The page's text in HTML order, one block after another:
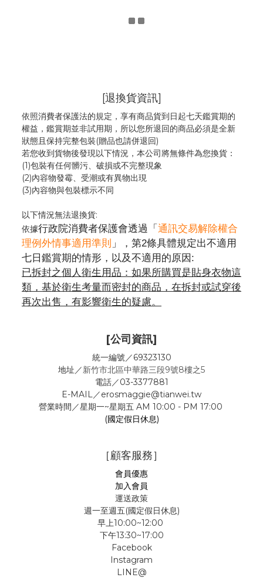
[退換貨資訊]
依照消費者保護法的規定，享有商品貨到日起七天鑑賞期的
權益，鑑賞期並非試用期，所以您所退回的商品必須是全新
狀態且保持完整包裝(贈品也請併退回)
若您收到貨物後發現以下情況，本公司將無條件為您換貨：
(1)包裝有任何髒污、破損或不完整現象
(2)內容物發霉、 受潮或有異物出現
(3)內容物與包裝標示不同
以下情況無法退換貨:
依據行政院消費者保護會透過「 通訊交易解除權合
理例外情事適用準則 」，第2條具體規定出不適用
七日鑑賞期的情形，以及不適用的原因:
已拆封之個人衛生用品：如果所購買是貼身衣物這
類，基於衛生考量而密封的商品，在拆封或試穿後
再次出售，有影響衛生的疑慮。
[公司資訊]
統一編號／69323130
地址／新竹市北區中華路三段9號8樓之5
電話／03-3377881
E-MAIL／erosmaggie@tianwei.tw
營業時間／星期一~星期五 AM 10:00 - PM 17:00
(國定假日休息)
［顧客服務］
會員優惠
加入會員
運送政策
週一至週五(國定假日休息)
早上10:00~12:00
下午13:30~17:00
Facebook
Instagram
LINE@